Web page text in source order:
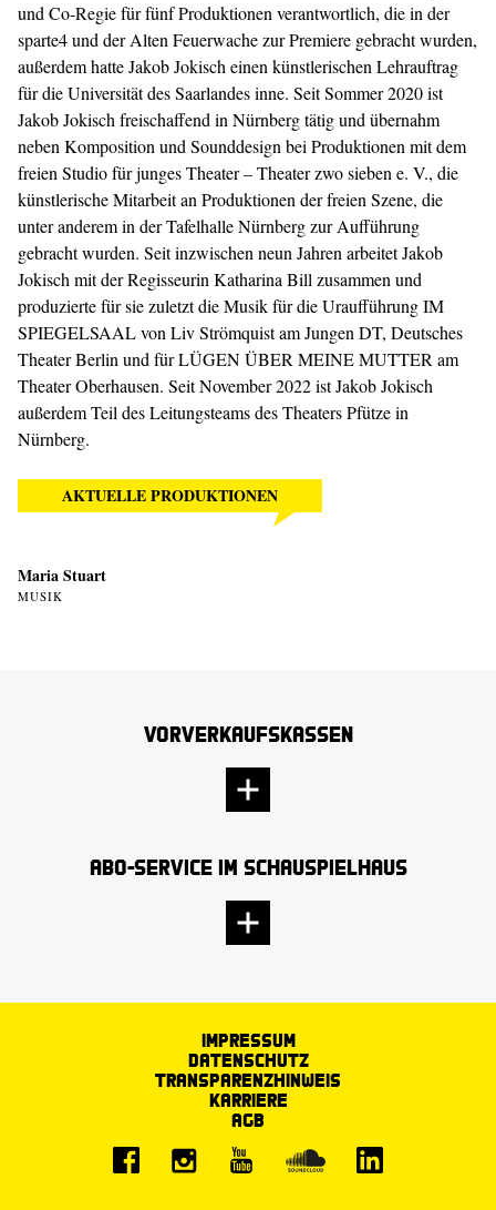
und Co-Regie für fünf Produktionen verantwortlich, die in der
sparte4 und der Alten Feuerwache zur Premiere gebracht wurden,
außerdem hatte Jakob Jokisch einen künstlerischen Lehrauftrag
für die Universität des Saarlandes inne. Seit Sommer 2020 ist
Jakob Jokisch freischaffend in Nürnberg tätig und übernahm
neben Komposition und Sounddesign bei Produktionen mit dem
freien Studio für junges Theater – Theater zwo sieben e. V., die
künstlerische Mitarbeit an Produktionen der freien Szene, die
unter anderem in der Tafelhalle Nürnberg zur Aufführung
gebracht wurden. Seit inzwischen neun Jahren arbeitet Jakob
Jokisch mit der Regisseurin Katharina Bill zusammen und
produzierte für sie zuletzt die Musik für die Uraufführung IM
SPIEGELSAAL von Liv Strömquist am Jungen DT, Deutsches
Theater Berlin und für LÜGEN ÜBER MEINE MUTTER am
Theater Oberhausen. Seit November 2022 ist Jakob Jokisch
außerdem Teil des Leitungsteams des Theaters Pfütze in
Nürnberg.
AKTUELLE PRODUKTIONEN
Maria Stuart
MUSIK
Vorverkaufskassen
Abo-Service im Schauspielhaus
Impressum
Datenschutz
Transparenzhinweis
Karriere
AGB